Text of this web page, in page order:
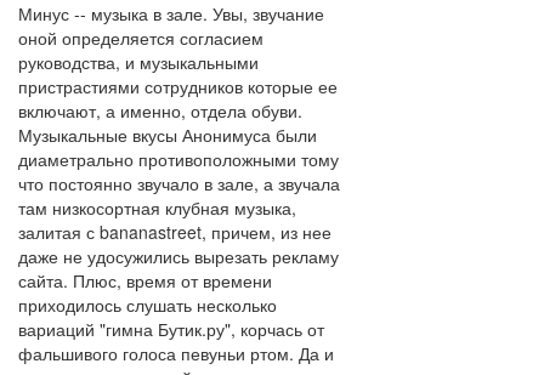
Минус -- музыка в зале. Увы, звучание
оной определяется согласием
руководства, и музыкальными
пристрастиями сотрудников которые ее
включают, а именно, отдела обуви.
Музыкальные вкусы Анонимуса были
диаметрально противоположными тому
что постоянно звучало в зале, а звучала
там низкосортная клубная музыка,
залитая с bananastreet, причем, из нее
даже не удосужились вырезать рекламу
сайта. Плюс, время от времени
приходилось слушать несколько
вариаций "гимна Бутик.ру", корчась от
фальшивого голоса певуньи ртом. Да и